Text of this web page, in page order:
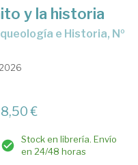
y la historia
8,50 €
Stock en librería. Envío
en 24/48 horas